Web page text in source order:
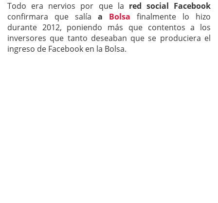
Todo era nervios por que la red social Facebook
confirmara que salía a Bolsa finalmente lo hizo
durante 2012, poniendo más que contentos a los
inversores que tanto deseaban que se produciera el
ingreso de Facebook en la Bolsa.